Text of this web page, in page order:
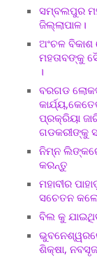
ସମ୍ବଲପୁର
ଜିଲ୍ଲାପାଳ।
ଅଂଚଳ ବିକାଶ
ମହତାବଙ୍କୁ
।
ବରଗଡ
ପ୍ରକ୍ରିୟା
ଗଡକରୀଙ୍କୁ
ନିମ୍ନ
କରନ୍ତୁ
ମହାବୀର
ସଚେତନ
ବିଲ କୁ
ଶିକ୍ଷା,